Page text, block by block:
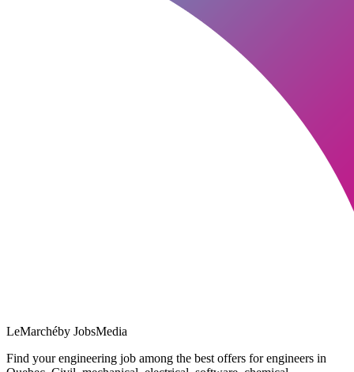
LeMarchéby JobsMedia
Find your engineering job among the best offers for engineers in